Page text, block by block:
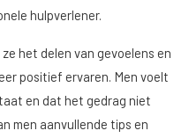
hulpverlener.
het delen van gevoelens en
positief ervaren. Men voelt
en dat het gedrag niet
men aanvullende tips en